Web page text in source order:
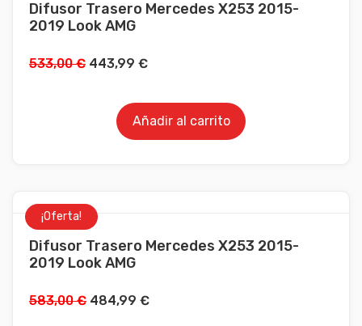
Difusor Trasero Mercedes X253 2015-
2019 Look AMG
533,00€ 443,99 €
Añadir al carrito
¡Oferta!
Difusor Trasero Mercedes X253 2015-
2019 Look AMG
583,00€ 484,99 €